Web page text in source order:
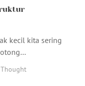
kecil kita sering
Thought